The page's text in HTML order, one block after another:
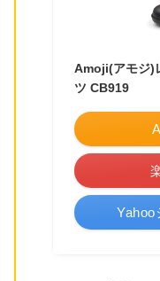
Amoji(アモジ)
ツ CB919
Yahoo